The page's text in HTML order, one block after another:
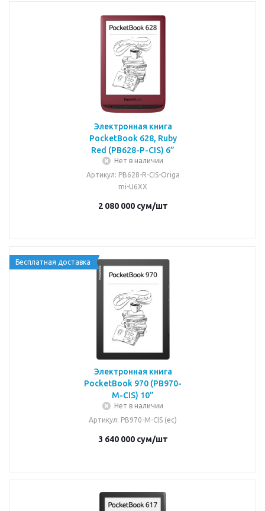
Электронная книга
PocketBook 628, Ruby
Red (PB628-P-CIS) 6”
Нет в наличии
Артикул: PB628-R-CIS-Origa
mi-U6XX
2 080 000сум/шт
Бесплатная доставка
Электронная книга
PocketBook 970 (PB970-
M-CIS) 10”
Нет в наличии
Артикул: PB970-M-CIS (ec)
3 640 000сум/шт